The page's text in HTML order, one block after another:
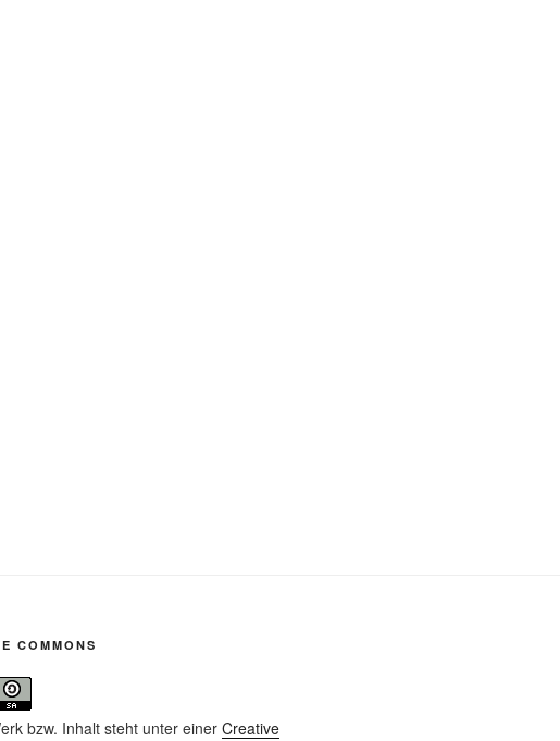
COMMONS
bzw. Inhalt steht unter einerCreative